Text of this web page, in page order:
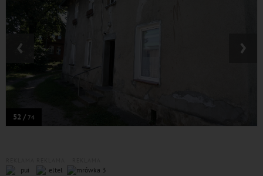
52 / 74
‹ ›